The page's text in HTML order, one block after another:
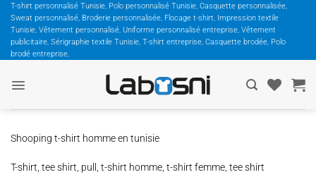
Passer
contenu
T-shirt personnalisé Tunisie, Polo personnalisé Tunisie, Casquette personnalisée,
Sweat personnalisé, Broderie personnalisée, Flocage t-shirt, Impression textile
Tunisie, Vêtement personnalisé, Uniforme personnalisé entreprise, Vêtement
publicitaire, Sérigraphie textile Tunisie, T-shirt entreprise, Casquette brodée, Polo
brodé entreprise,
Shooping t-shirt homme en tunisie
T-shirt, tee shirt, pull, t-shirt homme, t-shirt femme, tee shirt